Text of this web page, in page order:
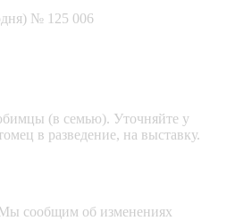
№ 125 006
(в семью). Уточняйте у
в разведение, на выставку.
сообщим об изменениях